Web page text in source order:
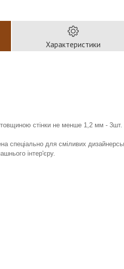
Характеристики
товщиною стінки не менше 1,2 мм -
спеціально для сміливих
інтер'єру.